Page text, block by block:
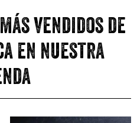
vendidos de
en nuestra